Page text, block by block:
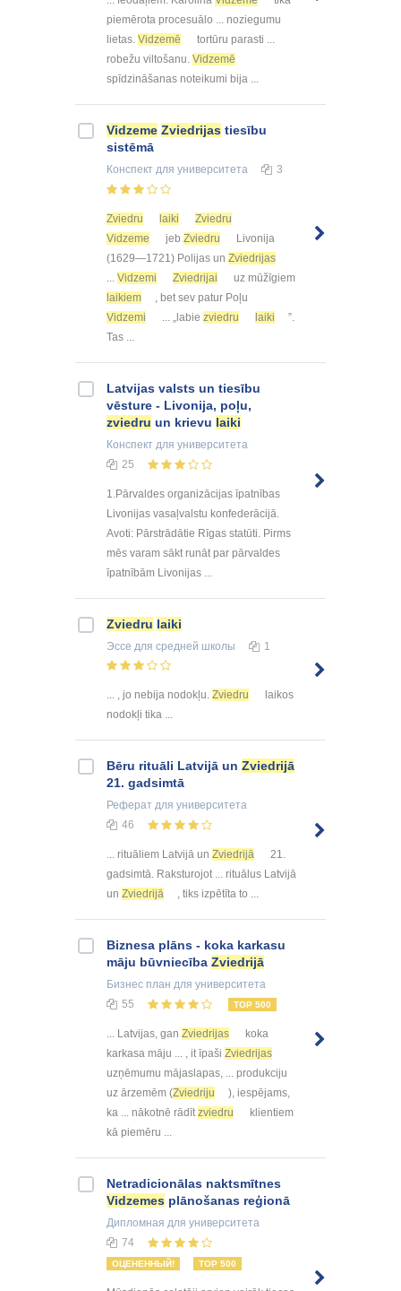
piemērota procesuālo ... noziegumu
lietas. Vidzemē
tortūru parasti ...
robežu viltošanu. Vidzemē
spīdzināšanas noteikumi bija ...
Vidzeme Zviedrijas tiesību
sistēmā
Конспект для университета 3
Zviedru laiki
Zviedru
Vidzeme
jeb Zviedru
Livonija
(1629—1721) Polijas un Zviedrijas
Vidzemi Zviedrijai
uz mūžīgiem
laikiem
, bet sev patur Poļu
Vidzemi
... „labie zviedru laiki
”.
Tas ...
Latvijas valsts un tiesību
vēsture - Livonija, poļu,
zviedru un krievu laiki
Конспект для университета
25
1.Pārvaldes organizācijas īpatnības
Livonijas vasaļvalstu konfederācijā.
Avoti: Pārstrādātie Rīgas statūti. Pirms
mēs varam sākt runāt par pārvaldes
īpatnībām Livonijas ...
Zviedru laiki
Эссе для средней школы 1
... , jo nebija nodokļu. Zviedru
laikos
nodokļi tika ...
Bēru rituāli Latvijā un Zviedrijā
21. gadsimtā
Реферат для университета
46
... rituāliem Latvijā un Zviedrijā
21.
gadsimtā. Raksturojot ... rituālus Latvijā
un Zviedrijā , tiks izpētīta to ...
Biznesa plāns - koka karkasu
māju būvniecība Zviedrijā
Бизнес план для университета
55
TOP 500
... Latvijas, gan Zviedrijas
koka
karkasa māju ... , it īpaši Zviedrijas
uzņēmumu mājaslapas, ... produkciju
uz ārzemēm (Zviedriju
), iespējams,
ka ... nākotnē rādītzviedru
klientiem
kā piemēru ...
Netradicionālas naktsmītnes
Vidzemes plānošanas reģionā
Дипломная для университета
74
ОЦЕНЕННЫЙ! TOP 500